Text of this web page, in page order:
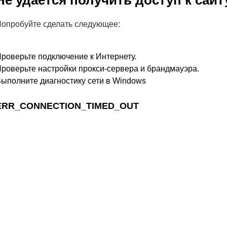
сделать следующее:
подключение к Интернету.
настройки прокси-сервера и брандмауэра.
диагностику сети в Windows